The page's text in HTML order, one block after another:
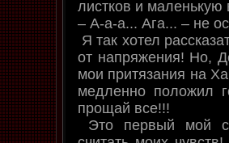
листков и маленькую
– А-а-а... Ага... – не
Я так хотел
от напряжения! Но,
мои притязания на
медленно положил
прощай все!!!
Это первый мой